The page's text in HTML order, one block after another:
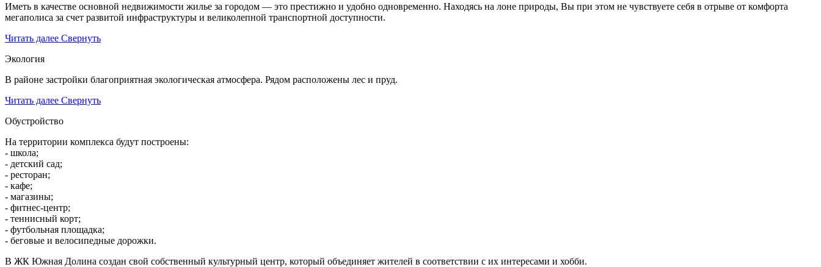
Иметь в качестве основной недвижимости жилье за городом — это престижно и удобно одновременно. Находясь на лоне природы, Вы при этом не чувствуете себя в отрыве от комфорта
мегаполиса за счет развитой инфраструктуры и великолепной транспортной доступности.
Читать далее Свернуть
Экология
В районе застройки благоприятная экологическая атмосфера. Рядом расположены лес и пруд.
Читать далее Свернуть
Обустройство
На территории комплекса будут построены:
- школа;
- детский сад;
- ресторан;
- кафе;
- магазины;
- фитнес-центр;
- теннисный корт;
- футбольная площадка;
- беговые и велосипедные дорожки.
В ЖК Южная Долина создан свой собственный культурный центр, который объединяет жителей в соответствии с их интересами и хобби.